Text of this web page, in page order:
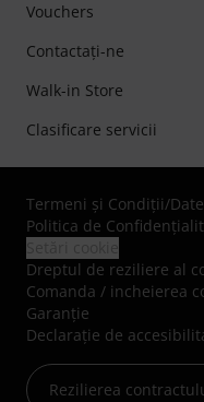
Vouchers
Contactaţi-ne
Walk-in Store
Clasificare servicii
Termeni şi Condiţii/
Politica de
Dreptul de reziliere al
Comanda / incheierea
Garanție
Declarație de
Rezilierea